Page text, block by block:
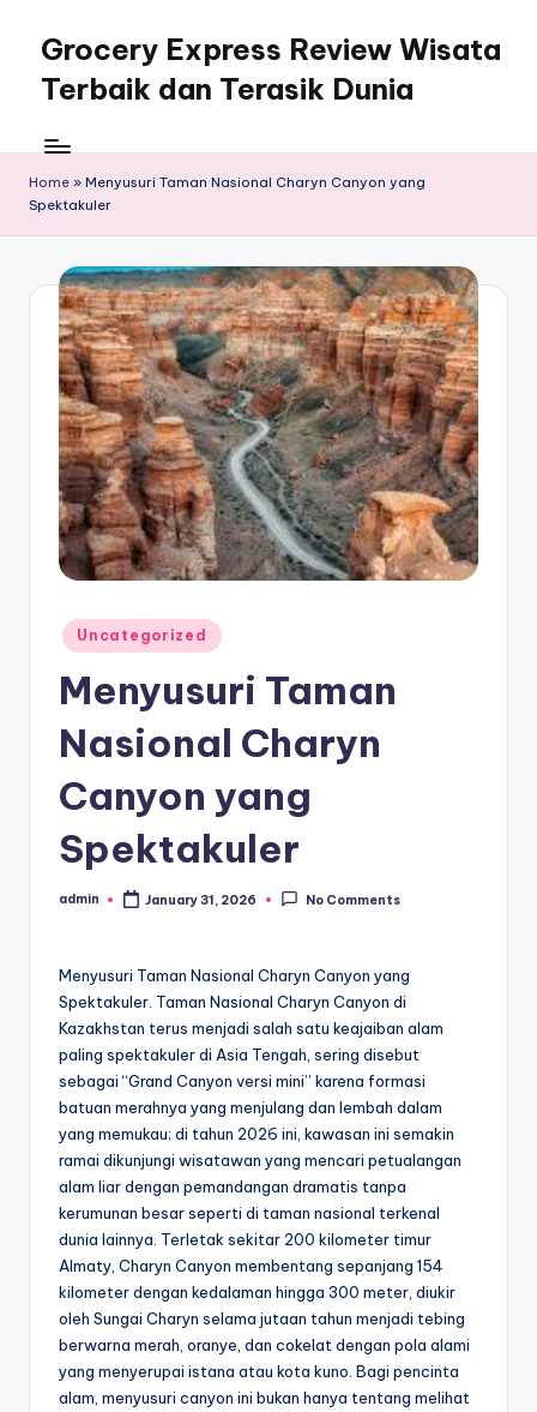
content
Grocery Express Review Wisata
Terbaik dan Terasik Dunia
Home » Menyusuri Taman Nasional Charyn Canyon yang
Spektakuler
Posted
in
Uncategorized
Menyusuri Taman
Nasional Charyn
Canyon yang
Spektakuler
Posted
admin January 31, 2026 No Comments
Menyusuri Taman Nasional Charyn Canyon yang
Spektakuler. Taman Nasional Charyn Canyon di
Kazakhstan terus menjadi salah satu keajaiban alam
paling spektakuler di Asia Tengah, sering disebut
sebagai “Grand Canyon versi mini” karena formasi
batuan merahnya yang menjulang dan lembah dalam
yang memukau; di tahun 2026 ini, kawasan ini semakin
ramai dikunjungi wisatawan yang mencari petualangan
alam liar dengan pemandangan dramatis tanpa
kerumunan besar seperti di taman nasional terkenal
dunia lainnya. Terletak sekitar 200 kilometer timur
Almaty, Charyn Canyon membentang sepanjang 154
kilometer dengan kedalaman hingga 300 meter, diukir
oleh Sungai Charyn selama jutaan tahun menjadi tebing
berwarna merah, oranye, dan cokelat dengan pola alami
yang menyerupai istana atau kota kuno. Bagi pencinta
alam, menyusuri canyon ini bukan hanya tentang melihat